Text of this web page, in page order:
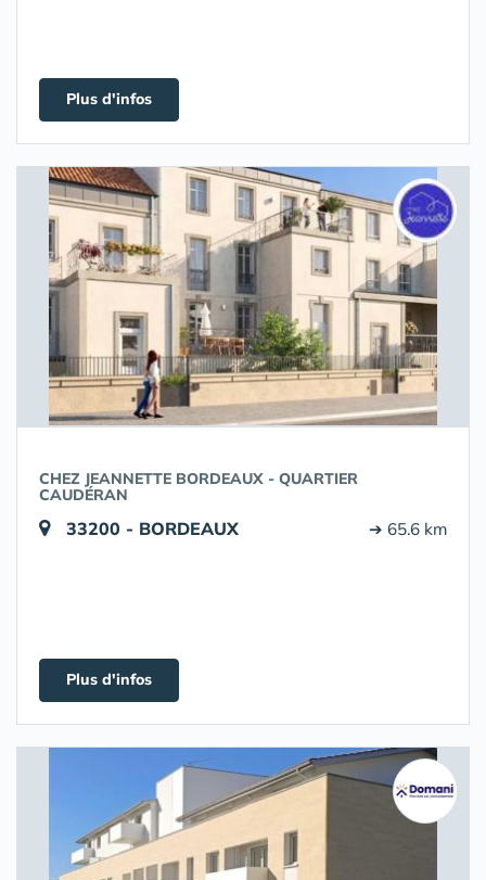
Plus d'infos
CHEZ JEANNETTE BORDEAUX - QUARTIER
CAUDÉRAN
33200 - BORDEAUX ➔ 65.6 km
Plus d'infos